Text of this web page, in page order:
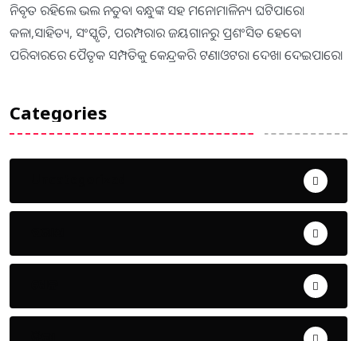
ନିବୃତ ରହିଲେ ଭଲ ନତୁବା ବନ୍ଧୁଙ୍କ ସହ ମନୋମାଳିନ୍ୟ ଘଟିପାରେ।
କଳା,ସାହିତ୍ୟ, ସଂସ୍କୃତି, ପରମ୍ପରାର ଜୟଗାନରୁ ପ୍ରଶଂସିତ ହେବେ।
ପରିବାରରେ ପୈତୃକ ସମ୍ପତିକୁ କେନ୍ଦ୍ରକରି ଟଣାଓଟରା ଦେଖା ଦେଇପାରେ।
Categories